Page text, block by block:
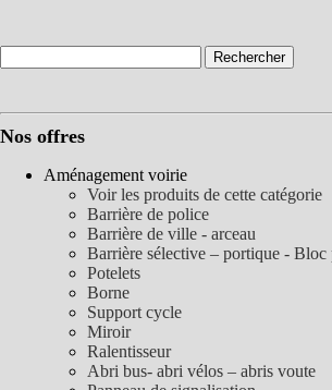
Nos offres
Aménagement voirie
Voir les produits de cette catégorie
Barrière de police
Barrière de ville - arceau
Barrière sélective – portique - Bloc
Potelets
Borne
Support cycle
Miroir
Ralentisseur
Abri bus- abri vélos – abris voute